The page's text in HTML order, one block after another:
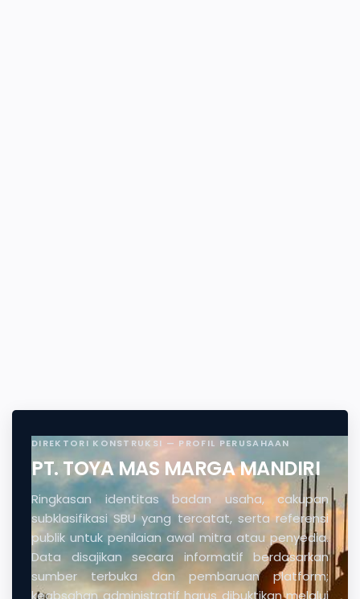
DIREKTORI KONSTRUKSI — PROFIL PERUSAHAAN
PT. TOYA MAS MARGA MANDIRI
Ringkasan identitas badan usaha, cakupan
subklasifikasi SBU yang tercatat, serta referensi
publik untuk penilaian awal mitra atau penyedia.
Data disajikan secara informatif berdasarkan
sumber terbuka dan pembaruan platform;
keabsahan administratif harus dibuktikan melalui